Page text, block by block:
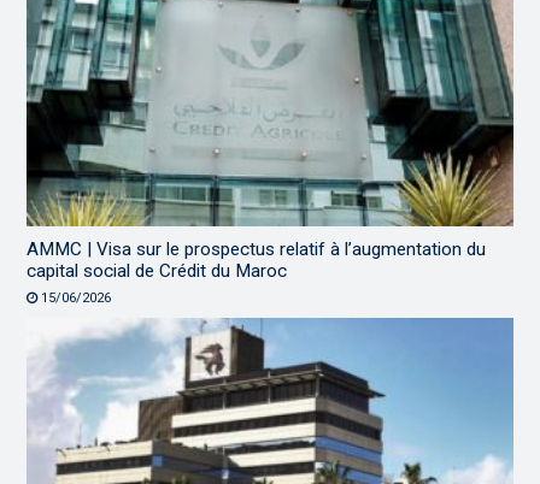
AMMC | Visa sur le prospectus relatif à l’augmentation du
capital social de Crédit du Maroc
15/06/2026